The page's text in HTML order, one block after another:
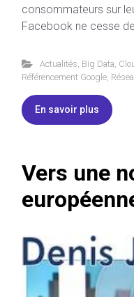
consommateurs sur
Facebook ne cesse
Actualités Big Data
Référencement Google
En savoir plus
Vers une